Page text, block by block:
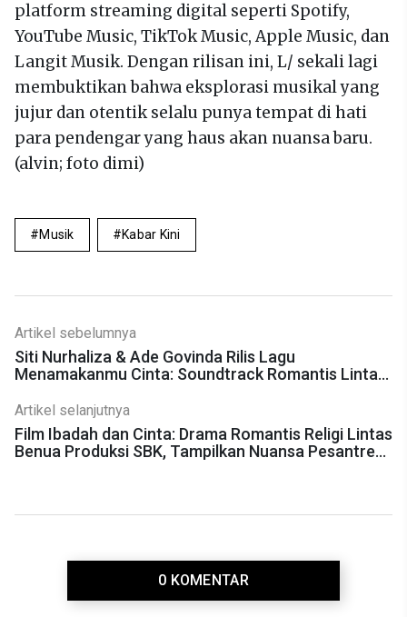
platform streaming digital seperti Spotify,
YouTube Music, TikTok Music, Apple Music, dan
Langit Musik. Dengan rilisan ini, L/ sekali lagi
membuktikan bahwa eksplorasi musikal yang
jujur dan otentik selalu punya tempat di hati
para pendengar yang haus akan nuansa baru.
(alvin; foto dimi)
Musik Kabar Kini
Artikel sebelumnya
Siti Nurhaliza & Ade Govinda Rilis Lagu
Menamakanmu Cinta: Soundtrack Romantis Lintas
Artikel selanjutnya
Film Ibadah dan Cinta: Drama Romantis Religi Lintas
Benua Produksi SBK, Tampilkan Nuansa Pesantren
0 KOMENTAR